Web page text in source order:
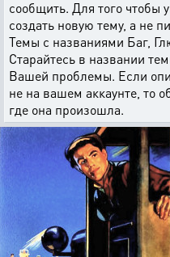
сообщить. Для того чтобы
создать новую тему, а не
Темы с названиями Баг,
Старайтесь в названии
Вашей проблемы. Если
не на вашем аккаунте, то
где она произошла.